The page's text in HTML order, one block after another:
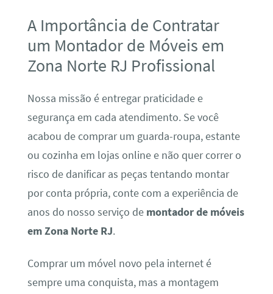
A Importância de Contratar
um Montador de Móveis em
Zona Norte RJ Profissional
Nossa missão é entregar praticidade e
segurança em cada atendimento. Se você
acabou de comprar um guarda-roupa, estante
ou cozinha em lojas online e não quer correr o
risco de danificar as peças tentando montar
por conta própria, conte com a experiência de
anos do nosso serviço de montador de móveis
em Zona Norte RJ.
Comprar um móvel novo pela internet é
sempre uma conquista, mas a montagem